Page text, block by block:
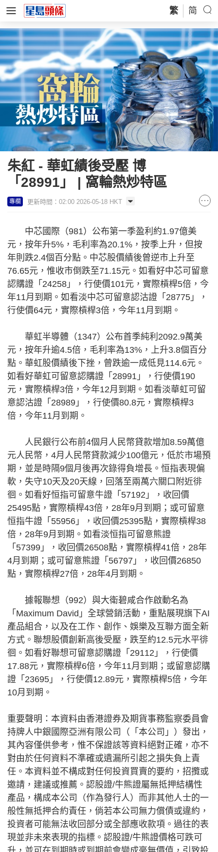
繁 简
朱紅 - 華虹績後受壓 博
「28991」 | 窩輪熱炒特區
專欄 更新時間：02:00 2026-05-18 HKT
中芯國際（981）公布第一季盈利約1.97億美
元，按年升5%，毛利率為20.1%，按季上升，但按
年則跌2.4個百分點。中芯股價績後曾逆市上升至
76.65元，惟收市倒跌至71.15元。如看好中芯可留意
認購證「24258」，行使價101元，實際槓桿5倍，今
年11月到期。如看淡中芯可留意認沽證「28775」，
行使價64元，實際槓桿3倍，今年11月到期。
華虹半導體（1347）公布首季純利2092.9萬美
元，按年升逾4.5倍，毛利率為13%，上升3.8個百分
點。華虹股價績後下挫，曾跌逾一成低見114.6元。
如看好華虹可留意認購證「28991」，行使價190
元，實際槓桿3倍，今年12月到期。如看淡華虹可留
意認沽證「28989」，行使價80.8元，實際槓桿3
倍，今年11月到期。
人民銀行公布前4個月人民幣貸款增加8.59萬億
元人民幣，4月人民幣貸款減少100億元，低於市場預
期，並是時隔9個月後再次錄得負增長。恒指表現偏
軟，失守10天及20天線，回落至兩萬六關口附近徘
徊。如看好恒指可留意牛證「57192」，收回價
25495點，實際槓桿43倍，28年9月到期；或可留意
恒指牛證「55956」，收回價25395點，實際槓桿38
倍，28年9月到期。如看淡恒指可留意熊證
「57399」，收回價26508點，實際槓桿41倍，28年
4月到期；或可留意熊證「56797」，收回價26850
點，實際槓桿27倍，28年4月到期。
據報聯想（992）與大衛碧咸合作啟動名為
「Maximum David」全球營銷活動，重點展現旗下AI
產品組合，以及在工作、創作、娛樂及互聯方面全新
方式。聯想股價創新高後受壓，跌至約12.5元水平徘
徊。如看好聯想可留意認購證「29112」，行使價
17.88元，實際槓桿6倍，今年11月到期；或留意認購
證「23695」，行使價12.89元，實際槓桿5倍，今年
10月到期。
重要聲明：本資料由香港證券及期貨事務監察委員會
持牌人中銀國際亞洲有限公司（「本公司」）發出，
其內容僅供參考，惟不保證該等資料絕對正確，亦不
對由於任何資料不準確或遺漏所引起之損失負上責
任。本資料並不構成對任何投資買賣的要約，招攬或
邀請，建議或推薦。認股證/牛熊證屬無抵押結構性
產品，構成本公司（作為發行人）而非其他人士的一
般性無抵押合約責任，倘若本公司無力償債或違約，
投資者可能無法收回部分或全部應收款項。過往的表
現並非未來表現的指標。認股證/牛熊證價格可跌可